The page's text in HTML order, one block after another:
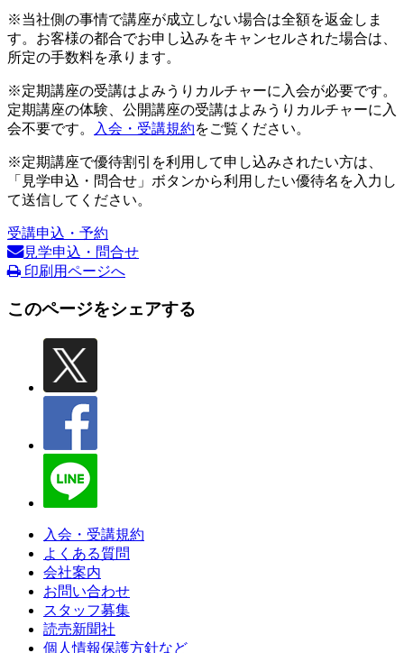
※当社側の事情で講座が成立しない場合は全額を返金しま
す。お客様の都合でお申し込みをキャンセルされた場合は、
所定の手数料を承ります。
※定期講座の受講はよみうりカルチャーに入会が必要です。
定期講座の体験、公開講座の受講はよみうりカルチャーに入
会不要です。
入会・受講規約をご覧ください。
※定期講座で優待割引を利用して申し込みされたい方は、
「見学申込・問合せ」ボタンから利用したい優待名を入力し
て送信してください。
受講申込・予約
見学申込・問合せ
印刷用ページへ
このページをシェアする
入会・受講規約
よくある質問
会社案内
お問い合わせ
スタッフ募集
読売新聞社
個人情報保護方針など